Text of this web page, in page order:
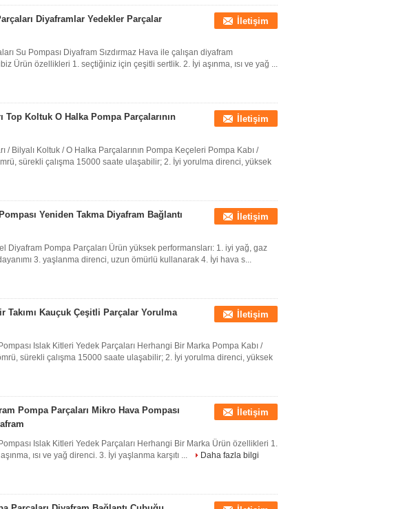
Diyaframlar Yedekler Parçalar
İletişim
Su Pompası Diyafram Sızdırmaz Hava ile çalışan diyafram
Ürün özellikleri 1. seçtiğiniz için çeşitli sertlik. 2. İyi aşınma, ısı ve yağ ...
Top Koltuk O Halka Pompa Parçalarının
İletişim
/ Bilyalı Koltuk / O Halka Parçalarının Pompa Keçeleri Pompa Kabı /
sürekli çalışma 15000 saate ulaşabilir; 2. İyi yorulma direnci, yüksek
Yeniden Takma Diyafram Bağlantı
İletişim
Diyafram Pompa Parçaları Ürün yüksek performansları: 1. iyi yağ, gaz
3. yaşlanma direnci, uzun ömürlü kullanarak 4. İyi hava s...
Takımı Kauçuk Çeşitli Parçalar Yorulma
İletişim
Islak Kitleri Yedek Parçaları Herhangi Bir Marka Pompa Kabı /
sürekli çalışma 15000 saate ulaşabilir; 2. İyi yorulma direnci, yüksek
Pompa Parçaları Mikro Hava Pompası
İletişim
Islak Kitleri Yedek Parçaları Herhangi Bir Marka Ürün özellikleri 1.
ısı ve yağ direnci. 3. İyi yaşlanma karşıtı ...
Daha fazla bilgi